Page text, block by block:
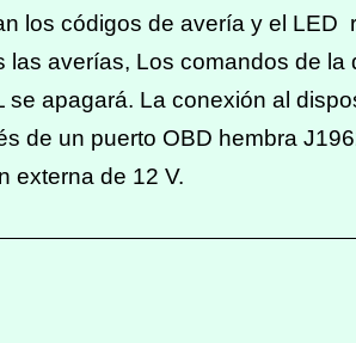
los códigos de avería y el LED
las averías, Los comandos de la
se apagará. La conexión al
de un puerto OBD hembra
externa de 12 V.